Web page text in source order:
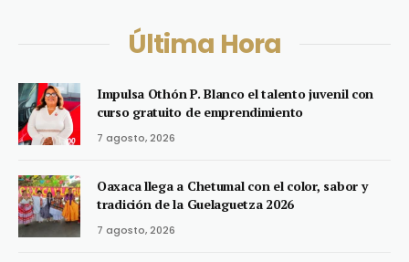
Última Hora
Impulsa Othón P. Blanco el talento juvenil con
curso gratuito de emprendimiento
7 agosto, 2026
Oaxaca llega a Chetumal con el color, sabor y
tradición de la Guelaguetza 2026
7 agosto, 2026